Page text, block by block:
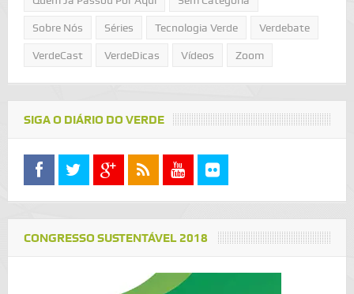
Sobre Nós Séries Tecnologia Verde Verdebate
VerdeCast VerdeDicas Vídeos Zoom
SIGA O DIÁRIO DO VERDE
CONGRESSO SUSTENTÁVEL 2018